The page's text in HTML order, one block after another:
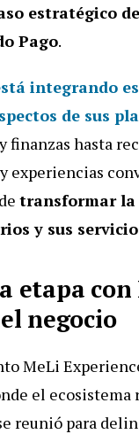
estratégico
Pago.
integrando
de sus
finanzas hasta
experiencias
transformar
y sus
etapa con
negocio
MeLi
el ecosistema
reunió para